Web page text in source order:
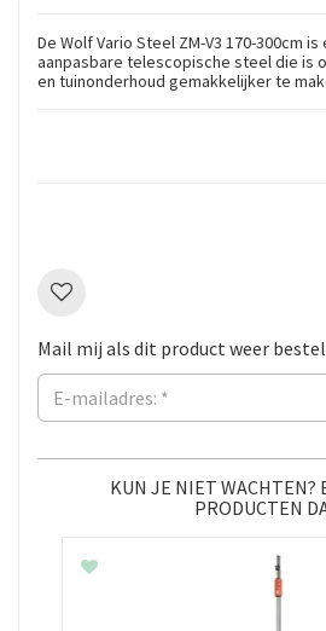
De Wolf Vario Steel ZM-V3 170-300cm
aanpasbare telescopische steel die is
en tuinonderhoud gemakkelijker te
Mail mij als dit product weer
KUN JE NIET WACHTEN?
PRODUCTEN